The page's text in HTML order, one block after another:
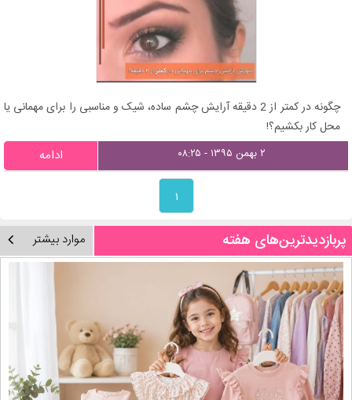
چگونه در کمتر از 2 دقیقه آرایش چشم ساده، شیک و مناسبی را برای مهمانی یا
محل کار بکشیم؟!
۲ بهمن ۱۳۹۵ - ۰۸:۲۵ ادامه
۱
پربازدیدترین‌های هفته موارد بیشتر